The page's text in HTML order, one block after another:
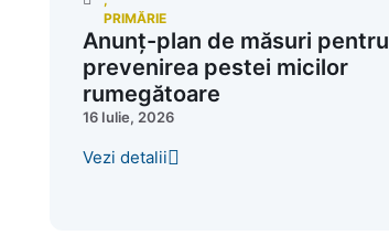
PRIMĂRIE
Anunț-plan de măsuri pentru
prevenirea pestei micilor
rumegătoare
16 Iulie, 2026
Vezi detalii